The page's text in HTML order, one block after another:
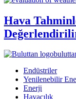
Hava
Endüstriler
Yenilenebilir
Enerji
Havacılık